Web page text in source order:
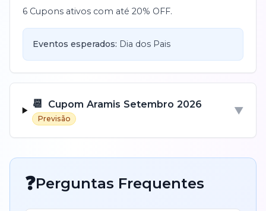
6 Cupons ativos com até 20% OFF.
Eventos esperados: Dia dos Pais
📆 Cupom Aramis Setembro 2026
Previsão
▼
❓Perguntas Frequentes